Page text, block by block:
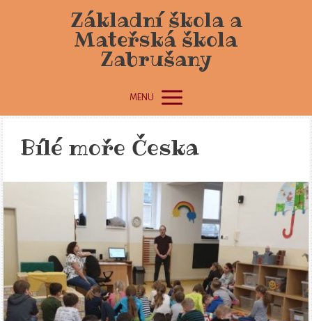
Základní škola a
Mateřská škola
Zabrušany
MENU
Bílé moře Česka